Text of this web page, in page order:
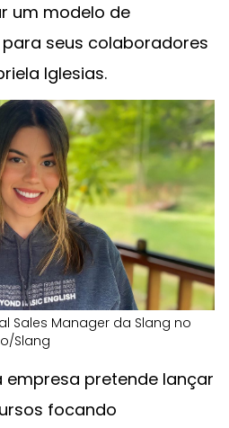
um modelo de
seus colaboradores
Iglesias.
Sales Manager da Slang no
Slang
empresa pretende lançar
focando